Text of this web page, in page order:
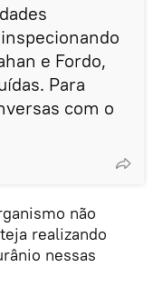
e Fordo,
Para
com o
não
realizando
nessas